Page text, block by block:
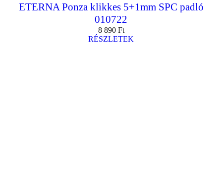
ETERNA Ponza klikkes 5+1mm SPC padló
010722
8 890 Ft
RÉSZLETEK